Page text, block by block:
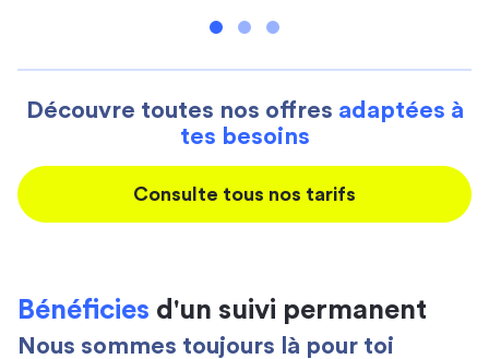
Découvre toutes nos offres adaptées à
tes besoins
Consulte tous nos tarifs
Bénéficies d'un suivi permanent
Nous sommes toujours là pour toi